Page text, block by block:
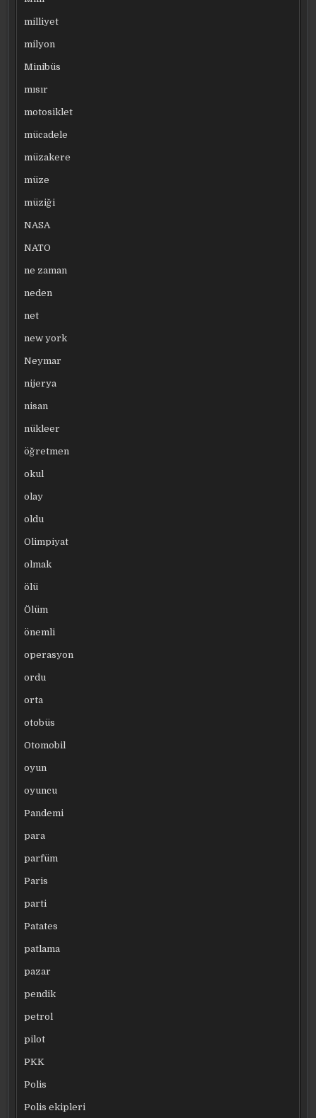
milliyet
milyon
Minibüs
mısır
motosiklet
mücadele
müzakere
müze
müziği
NASA
NATO
ne zaman
neden
net
new york
Neymar
nijerya
nisan
nükleer
öğretmen
okul
olay
oldu
Olimpiyat
olmak
ölü
Ölüm
önemli
operasyon
ordu
orta
otobüs
Otomobil
oyun
oyuncu
Pandemi
para
parfüm
Paris
parti
Patates
patlama
pazar
pendik
petrol
pilot
PKK
Polis
Polis ekipleri